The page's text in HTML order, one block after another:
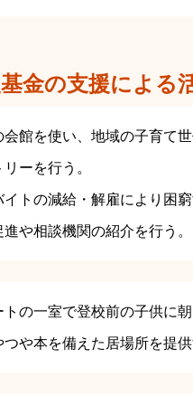
金の支援による
会館を使い、地域の子育て
ーを行う。
トの減給・解雇により困
や相談機関の紹介を行う。
トの一室で登校前の子供に
や本を備えた居場所を提供